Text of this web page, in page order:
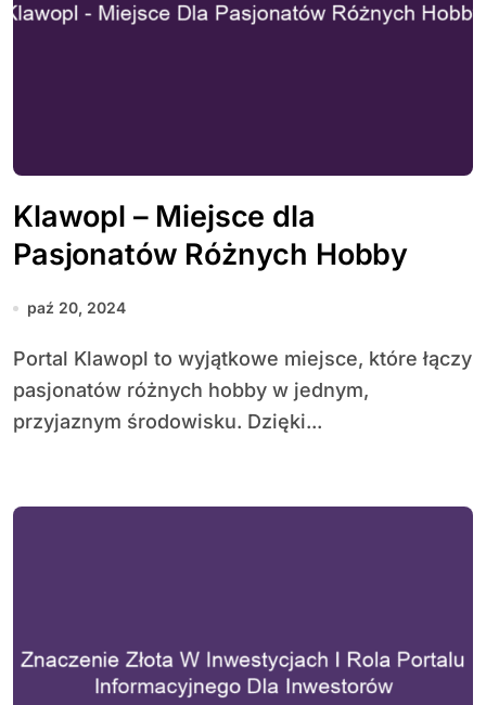
Klawopl – Miejsce dla
Pasjonatów Różnych Hobby
paź 20, 2024
Portal Klawopl to wyjątkowe miejsce, które łączy
pasjonatów różnych hobby w jednym,
przyjaznym środowisku. Dzięki...